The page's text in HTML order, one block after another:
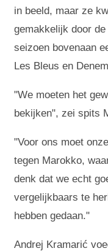
in beeld, maar ze
gemakkelijk door
seizoen bovenaan
Les Bleus en
"We moeten het
bekijken", zei spits
"Voor ons moet
tegen Marokko,
denk dat we echt
vergelijkbaars te
hebben gedaan."
Andrej Kramarić